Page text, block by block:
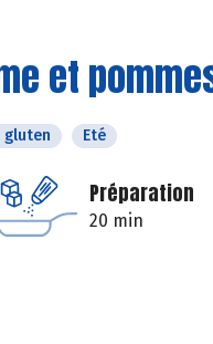
et
gluten Eté
Préparation
20 min